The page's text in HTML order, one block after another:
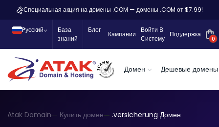
Специальная акция на домены .COM — домены .COM от $7.99!
Pусский
База
знаний
Блог
Кампании
Войти В
Систему
Поддержка
0
Домен Дешевые домены
Atak Domain Купить домен .versicherung Домен